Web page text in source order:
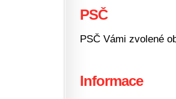
PSČ
PSČ Vámi zvolené
Informace